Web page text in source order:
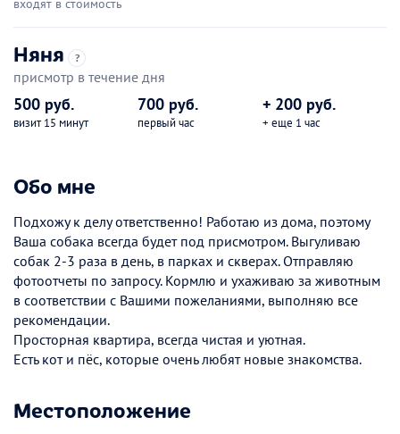
входят в стоимость
Няня ?
присмотр в течение дня
500 руб.
визит 15 минут
700 руб.
первый час
+ 200 руб.
+ еще 1 час
Обо мне
Подхожу к делу ответственно! Работаю из дома, поэтому
Ваша собака всегда будет под присмотром. Выгуливаю
собак 2-3 раза в день, в парках и скверах. Отправляю
фотоотчеты по запросу. Кормлю и ухаживаю за животным
в соответствии с Вашими пожеланиями, выполняю все
рекомендации.
Просторная квартира, всегда чистая и уютная.
Есть кот и пёс, которые очень любят новые знакомства.
Местоположение